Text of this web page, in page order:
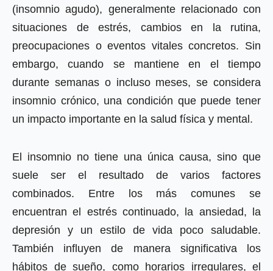
(insomnio agudo), generalmente relacionado con
situaciones de estrés, cambios en la rutina,
preocupaciones o eventos vitales concretos. Sin
embargo, cuando se mantiene en el tiempo
durante semanas o incluso meses, se considera
insomnio crónico, una condición que puede tener
un impacto importante en la salud física y mental.
El insomnio no tiene una única causa, sino que
suele ser el resultado de varios factores
combinados. Entre los más comunes se
encuentran el estrés continuado, la ansiedad, la
depresión y un estilo de vida poco saludable.
También influyen de manera significativa los
hábitos de sueño, como horarios irregulares, el